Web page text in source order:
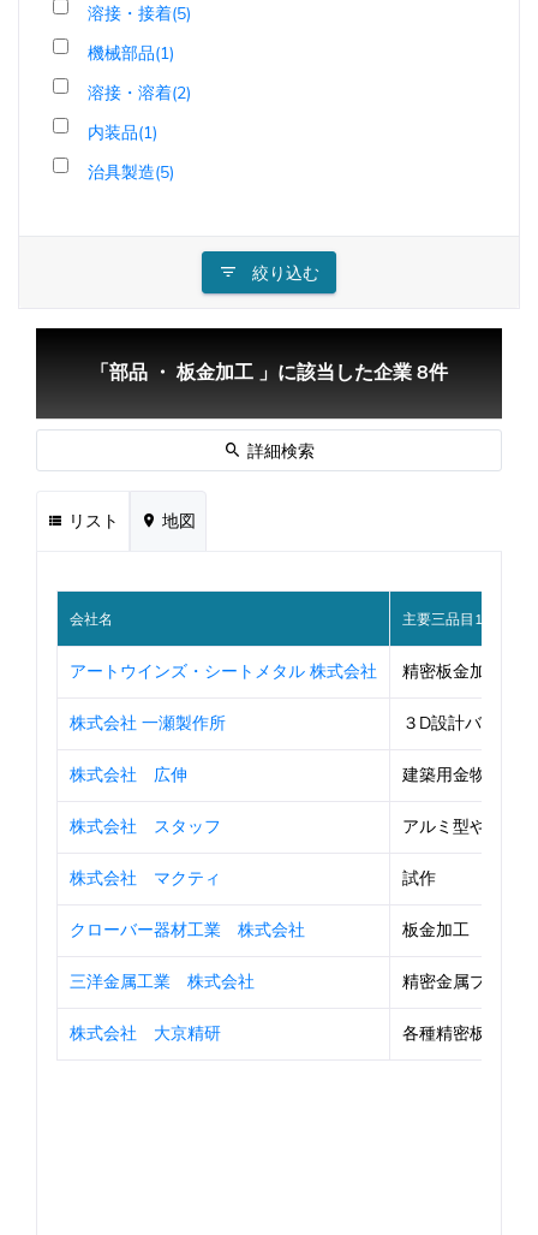
溶接・接着(5)
機械部品(1)
溶接・溶着(2)
内装品(1)
治具製造(5)
絞り込む
「部品 ・ 板金加工 」に該当した企業 8件
詳細検索
リスト 地図
会社名 主要三品目1
アートウインズ・シートメタル 株式会社 精密板金加工品
株式会社 一瀬製作所 ３D設計バラ図板
株式会社 広伸 建築用金物
株式会社 スタッフ アルミ型や鋼材
株式会社 マクティ 試作
クローバー器材工業 株式会社 板金加工
三洋金属工業 株式会社 精密金属プレス
株式会社 大京精研 各種精密板金加